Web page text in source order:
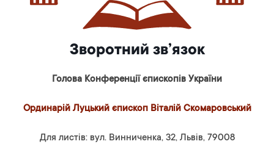
Зворотний зв’язок
Голова Конференції єпископів України
Ординарій Луцький єпископ Віталій Скомаровський
Для листів: вул. Винниченка, 32, Львів, 79008